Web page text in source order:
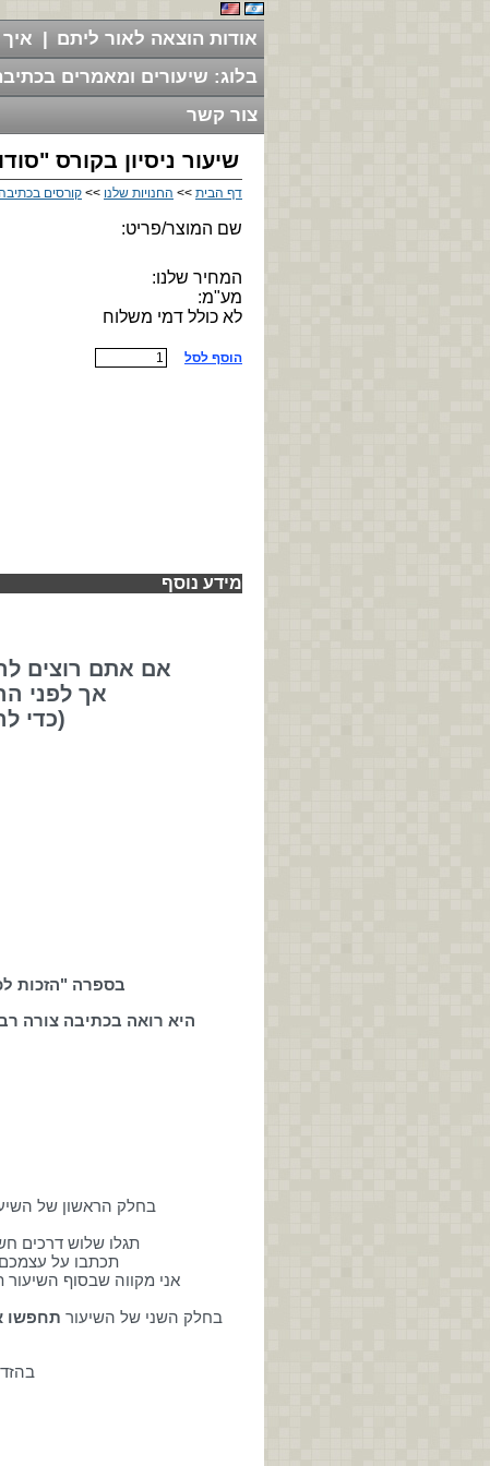
אודות הוצאה לאור ליתם |
בלוג: שיעורים ומאמרים
צור קשר
שיעור ניסיון בקורס
דף הבית >> החנויות שלנו >> קורסים
שם המוצר/פריט:
המחיר שלנו:
מע"מ:
לא כולל דמי משלוח
הוסף לסל
מידע נוסף
אם אתם רוצים
אך לפני
(כדי
בספרה "הזכות
היא רואה בכתיבה צורה
בחלק הראשון של
תגלו שלוש דרכים
תכתבו על
אני מקווה שבסוף
בחלק השני של השיעור תחפשו